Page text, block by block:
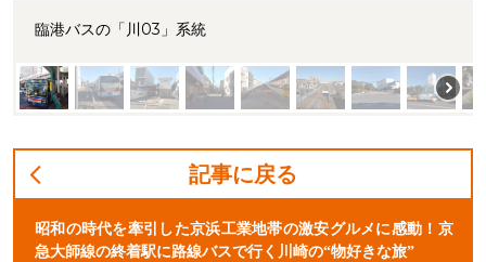
臨港バスの「川03」系統
記事に戻る
昭和の時代を牽引した京浜工業地帯の激安グルメに感動！京
急大師線の終着駅に路線バスで行く川崎の“物好きな旅”